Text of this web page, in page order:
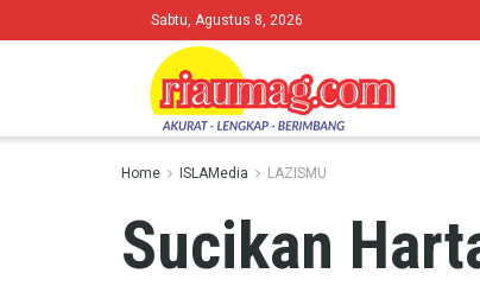
Sabtu, Agustus 8, 2026
Home ISLAMedia LAZISMU
Sucikan